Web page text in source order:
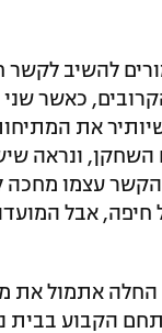
להשיב
הקרובים,
את
השחקן, ונראה
עצמו
אבל
החלה אתמול את
הקבוע בבית